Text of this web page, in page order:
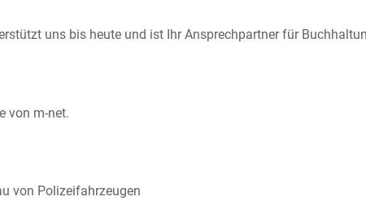
uns bis heute und ist Ihr Ansprechpartner für
von m-net.
von Polizeifahrzeugen